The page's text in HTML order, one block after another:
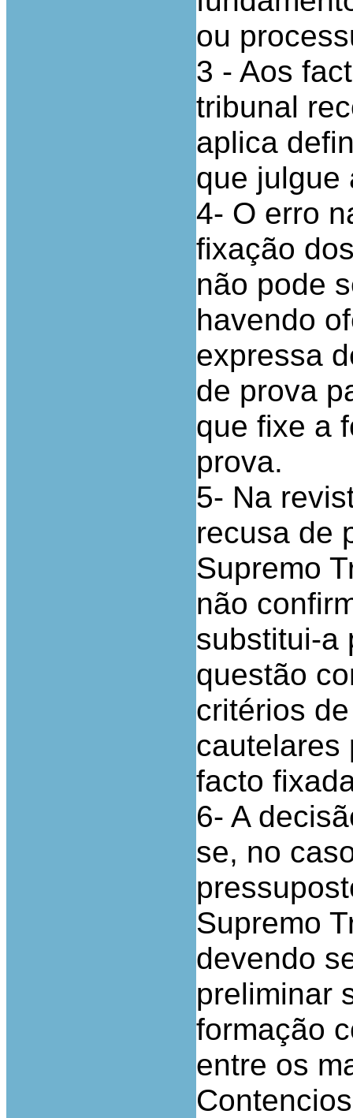
ou
3 - Aos
tribunal
aplica
que julgue
4- O erro
fixação
não pode
havendo
expressa
de prova
que fixe a
prova.
5- Na
recusa de
Supremo
não
substitui-a
questão
critérios
cautelares
facto
6- A
se, no
Supremo
devendo
preliminar
formação
entre os